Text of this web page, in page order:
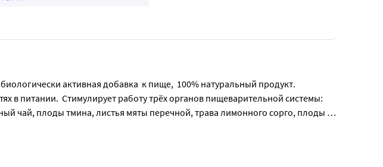
активная добавка  к пище,  100% натуральный продукт.
в питании.  Стимулирует работу трёх органов пищеварительной системы:
чай, плоды тмина, листья мяты перечной, трава лимонного сорго, плоды
1 фильтр-пакет или 1 чайную ложку фиточая залить 1 стаканом (200